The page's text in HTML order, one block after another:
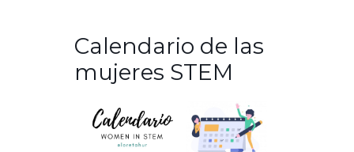
Calendario de las
mujeres STEM